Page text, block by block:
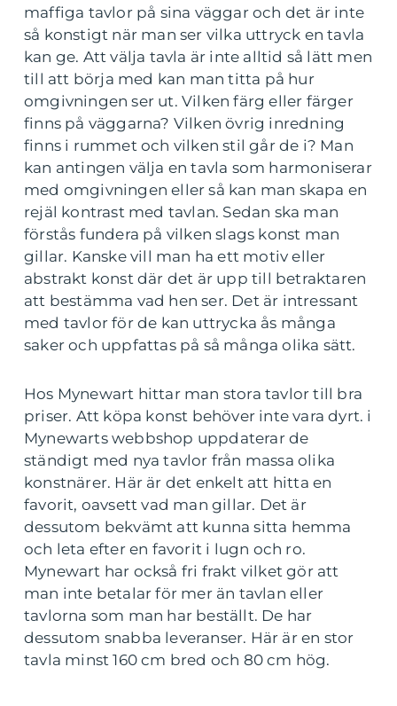
maffiga tavlor på sina väggar och det är inte
så konstigt när man ser vilka uttryck en tavla
kan ge. Att välja tavla är inte alltid så lätt men
till att börja med kan man titta på hur
omgivningen ser ut. Vilken färg eller färger
finns på väggarna? Vilken övrig inredning
finns i rummet och vilken stil går de i? Man
kan antingen välja en tavla som harmoniserar
med omgivningen eller så kan man skapa en
rejäl kontrast med tavlan. Sedan ska man
förstås fundera på vilken slags konst man
gillar. Kanske vill man ha ett motiv eller
abstrakt konst där det är upp till betraktaren
att bestämma vad hen ser. Det är intressant
med tavlor för de kan uttrycka ås många
saker och uppfattas på så många olika sätt.
Hos Mynewart hittar man stora tavlor till bra
priser. Att köpa konst behöver inte vara dyrt. i
Mynewarts webbshop uppdaterar de
ständigt med nya tavlor från massa olika
konstnärer. Här är det enkelt att hitta en
favorit, oavsett vad man gillar. Det är
dessutom bekvämt att kunna sitta hemma
och leta efter en favorit i lugn och ro.
Mynewart har också fri frakt vilket gör att
man inte betalar för mer än tavlan eller
tavlorna som man har beställt. De har
dessutom snabba leveranser. Här är en stor
tavla minst 160 cm bred och 80 cm hög.